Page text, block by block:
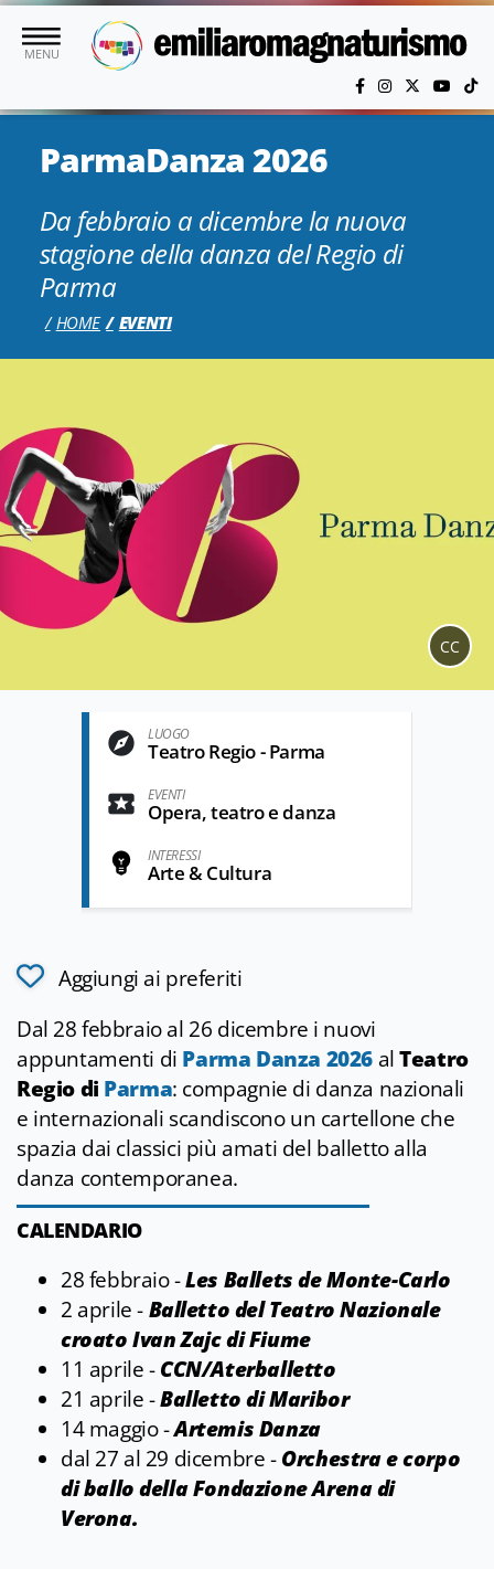
Vai al contenuto principale
MENU
ParmaDanza 2026
Da febbraio a dicembre la nuova
stagione della danza del Regio di
Parma
HOME EVENTI
CC
LUOGO
Teatro Regio - Parma
EVENTI
Opera, teatro e danza
INTERESSI
Arte & Cultura
Aggiungi ai preferiti
Dal 28 febbraio al 26 dicembre i nuovi
appuntamenti di Parma Danza 2026 alTeatro
Regio di Parma: compagnie di danza nazionali
e internazionali scandiscono un cartellone che
spazia dai classici più amati del balletto alla
danza contemporanea.
CALENDARIO
28 febbraio -Les Ballets de Monte-Carlo
2 aprile -Balletto del Teatro Nazionale
croato Ivan Zajc di Fiume
11 aprile -CCN/Aterballetto
21 aprile -Balletto di Maribor
14 maggio -Artemis Danza
dal 27 al 29 dicembre -Orchestra e corpo
di ballo della Fondazione Arena di
Verona.